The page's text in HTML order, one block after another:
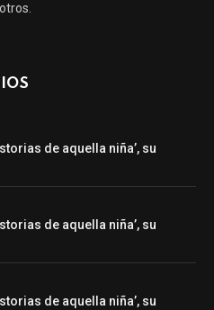
de aquella niña’, su
de aquella niña’, su
de aquella niña’, su